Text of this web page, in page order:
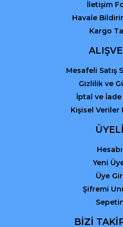
İletişim
Havale
Kargo
Mesafeli Satış
Gizlilik ve
İptal ve İade
Kişisel Veriler
Yeni
Üye
Şifremi
BİZİ